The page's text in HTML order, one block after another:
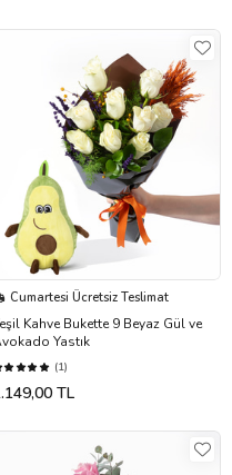
Cumartesi Ücretsiz Teslimat
Kahve Bukette 9 Beyaz Gül ve
Yastık
(1)
TL